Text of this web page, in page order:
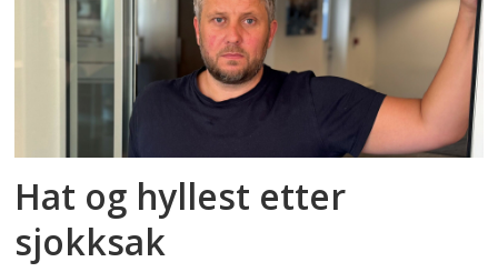
Hat og hyllest etter
sjokksak